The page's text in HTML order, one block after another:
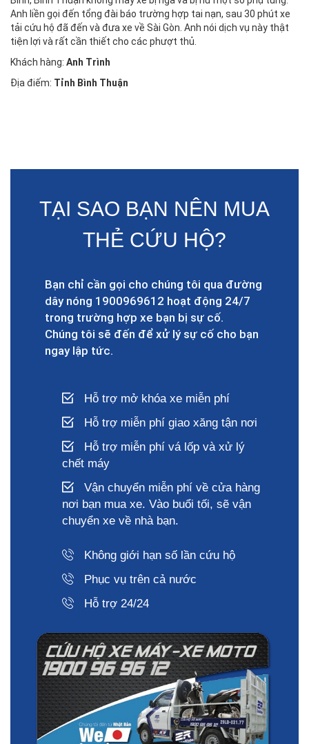
Anh liền gọi đến tổng đài báo trường hợp tai nạn, sau 30 phút xe
tải cứu hộ đã đến và đưa xe về Sài Gòn. Anh nói dịch vụ này thật
tiện lợi và rất cần thiết cho các phượt thủ.
Khách hàng: Anh Trình
Địa điếm: Tỉnh Bình Thuận
TẠI SAO BẠN NÊN MUA
THẺ CỨU HỘ?
Bạn chỉ cần gọi cho chúng tôi qua đường
dây nóng 1900969612 hoạt động 24/7
trong trường hợp xe bạn bị sự cố.
Chúng tôi sẽ đến để xử lý sự cố cho bạn
ngay lập tức.
Hỗ trợ mở khóa xe miễn phí
Hỗ trợ miễn phí giao xăng tận nơi
Hỗ trợ miễn phí vá lốp và xử lý
chết máy
Vận chuyển miễn phí về cửa hàng
nơi bạn mua xe. Vào buổi tối, sẽ vận
chuyển xe về nhà bạn.
Không giới hạn số lần cứu hộ
Phục vụ trên cả nước
Hỗ trợ 24/24